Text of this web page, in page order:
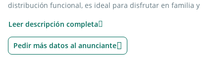
distribución funcional, es ideal para disfrutar en familia y
La casa cuenta con 180 m² cubiertos y 80 semicubiertos
destinados a cochera lateral y Galeria con parrilla.
Sumando un total de 260m2 construidos.
Leer descripción completa
Pedir más datos al anunciante